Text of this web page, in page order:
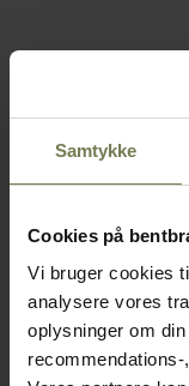
Samtykke
Cookies på
Vi bruger cookies
analysere vores
oplysninger om